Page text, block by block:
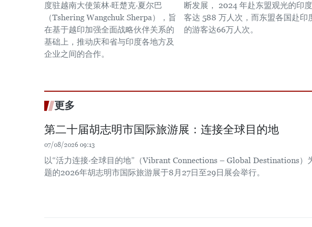
度驻越南大使策林·旺楚克·夏尔巴
（Tshering Wangchuk Sherpa），旨
在基于越印加强全面战略伙伴关系的
基础上，推动庆和省与印度各地方及
企业之间的合作。
断发展， 2024 年赴东盟观光的印
客达 588 万人次，而东盟各国赴印
的游客达66万人次。
更多
第二十届胡志明市国际旅游展：连接全球目的地
07/08/2026 09:13
以“活力连接·全球目的地”（Vibrant Connections – Global Destinations）
题的2026年胡志明市国际旅游展于8月27日至29日展会举行。